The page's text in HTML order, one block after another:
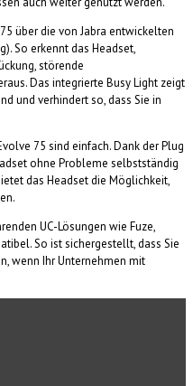
über die von Jabra entwickelten
So erkennt das Headset,
störende
Das integrierte Busy Light zeigt
und verhindert so, dass Sie in
75 sind einfach. Dank der Plug
ohne Probleme selbstständig
das Headset die Möglichkeit,
UC-Lösungen wie Fuze,
So ist sichergestellt, dass Sie
wenn Ihr Unternehmen mit